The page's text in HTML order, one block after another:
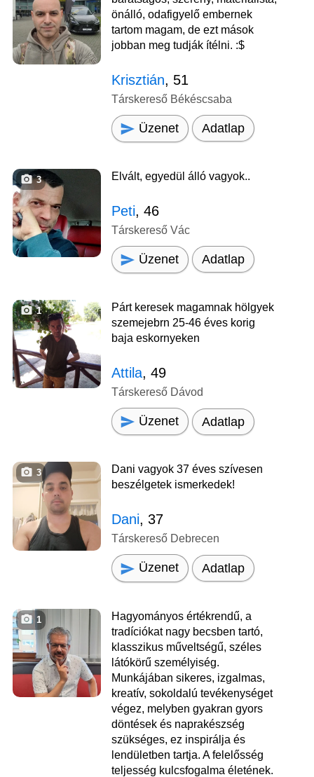
önálló, odafigyelő embernek
tartom magam, de ezt mások
jobban meg tudják ítélni. :$
Krisztián, 51
Társkereső Békéscsaba
Üzenet Adatlap
3 Elvált, egyedül álló vagyok..
Peti, 46
Társkereső Vác
Üzenet Adatlap
1
Párt keresek magamnak hölgyek
szemejebrn 25-46 éves korig
baja eskornyeken
Attila, 49
Társkereső Dávod
Üzenet Adatlap
3
Dani vagyok 37 éves szívesen
beszélgetek ismerkedek!
Dani, 37
Társkereső Debrecen
Üzenet Adatlap
1
Hagyományos értékrendű, a
tradíciókat nagy becsben tartó,
klasszikus műveltségű, széles
látókörű személyiség.
Munkájában sikeres, izgalmas,
kreatív, sokoldalú tevékenységet
végez, melyben gyakran gyors
döntések és naprakészség
szükséges, ez inspirálja és
lendületben tartja. A felelősség
teljesség kulcsfogalma életének.